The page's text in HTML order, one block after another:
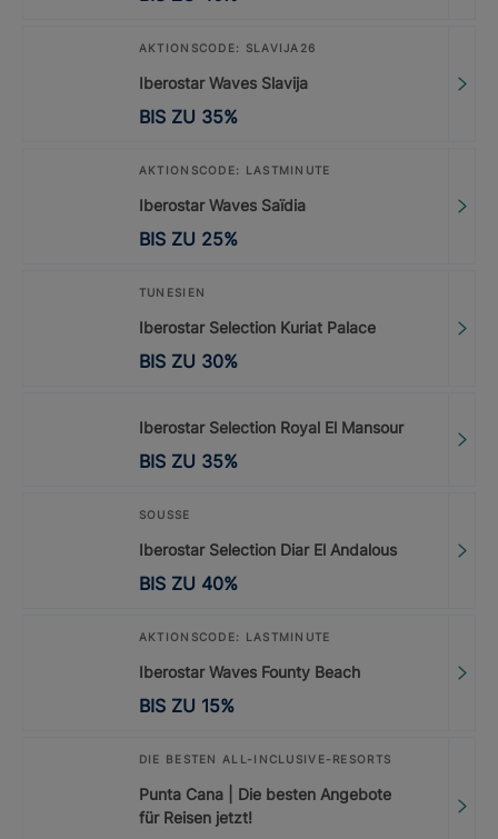
AKTIONSCODE: SLAVIJA26
Iberostar Waves Slavija
BIS ZU 35%
AKTIONSCODE: LASTMINUTE
Iberostar Waves Saïdia
BIS ZU 25%
TUNESIEN
Iberostar Selection Kuriat Palace
BIS ZU 30%
Iberostar Selection Royal El Mansour
BIS ZU 35%
SOUSSE
Iberostar Selection Diar El Andalous
BIS ZU 40%
AKTIONSCODE: LASTMINUTE
Iberostar Waves Founty Beach
BIS ZU 15%
DIE BESTEN ALL-INCLUSIVE-RESORTS
Punta Cana | Die besten Angebote
für Reisen jetzt!